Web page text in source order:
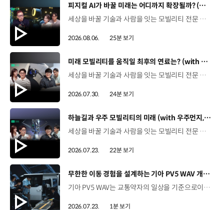
[동영상]
피지컬 AI가 바꿀 미래는 어디까지 확장될까? (with 카이스트 김대식 교수) | 현대진행형 팟캐스트 EP. 22
세상을 바꿀 기술과 사람을 잇는 모빌리티 전문 팟캐스트, 현대진행형. 🔊과학커뮤니케이터 이독실, 여도은 앵커‬,그리고 카이스트 김대식 교수와 함께했습니다. 이제는 AI가 물건을 옮기고, 사람을 돕고, 함께 일하는 시대! 스물두 번째 에피소드에서는 몸을 가진 AI, ‘피지컬 AI’를 주제로휴머노이드가 사람을 닮은 이유부터 산업과 일상에 가져올 변화,그리고 현대자동차그룹이 준비하는 피지컬 AI의 미래까지 이야기합니다. 화면 밖을 나와 몸을 갖게 된 AI, 우리의 일상은 어떻게 달라질까요?현대진행형 22편에서 확인해 보세요. 현대진행형 팟빵 ▶현대진행형 애플 팟캐스트 ▶현대진행형 스포티파이 ▶ 00:00 하이라이트00:37 출연진 소개01:00 몸을 가진 AI, 피지컬 AI란?01:31 10년 만에 달라진 휴머노이드 기술02:42 도구로 능력을 확장해 온 인간04:51 인간의 의지까지 확장하는 AI05:30 휴머노이드는 왜 사람을 닮았을까?07:18 휴머노이드 개발에 남은 가장 큰 과제07:31 인간의 손과 다른 아틀라스의 손08:36 피지컬 AI가 가장 먼저 필요한 분야09:32 AI 시대, 노동의 의미는 달라질까?12:13 아직 1%도 시작하지 않은 피지컬 AI16:28 현대자동차그룹이 준비해 온 피지컬 AI17:31 미래 모빌리티는 어떤 모습일까?19:14 현대자동차그룹이 가진 풀스택 경쟁력20:10 피지컬 AI의 성능을 결정하는 모션 데이터22:49 휴머노이드와 함께 일하는 시대23:51 클로징 *본 영상에 포함된 참여자의 의견은 현대자동차그룹의 공식 입장과 다를 수 있습니다. #현대자동차그룹 #현대진행형 #모빌리티팟캐스트 #피지컬AI #휴머노이드 #보스턴다이나믹스 #아틀라스 #미래모빌리티 #모빌리티 #팟캐스트
2026.08.06. 25분 보기
[동영상]
미래 모빌리티를 움직일 최후의 연료는? (with 우주먼지, 항성) | 현대진행형 팟캐스트 EP. 21
세상을 바꿀 기술과 사람을 잇는 모빌리티 전문 팟캐스트, 현대진행형. 🔊 과학커뮤니케이터 이독실, 여도은 앵커,그리고 천문학자 우주먼지, 과학커뮤니케이터 항성과 함께했습니다. 휘발유부터 전기차, 수소전기차, 하이브리드까지미래 모빌리티를 움직일 연료는 무엇일까요? 스물한 번째 에피소드에서는 자동차의 '연료'를 주제로다양한 에너지가 만들어갈 미래 모빌리티 라이프스타일을 이야기합니다. 연료가 바뀌면 자동차도, 우리의 이동 방식도 달라지지 않을까요?현대진행형 21편에서 확인해 보세요. 현대진행형 팟빵▶ 현대진행형 애플 팟캐스트▶현대진행형 스포티파이▶ 00:00 하이라이트00:21 인트로 / 자기소개00:58 자동차의 성격, 무엇으로 결정될까?03:38 연료란, 자동차의 성격을 결정하는 DNA04:24 휘발유는 어떻게 연료 경쟁에서 살아남았을까06:09 휘발유의 과거와 현재, 유연휘발유 속 납성분07:02 지구를 납으로 오염시키던 유연휘발유가 사라진 이유08:47 달리는 전자제품이 된 자동차, SDV 시대로의 전환09:46 '기계공학' 시스템에서 '소프트웨어'로 변화하는 모빌리티11:18 친환경차 시대가 오기까지의 기술적 과제11:43 전기차 배터리가 풀어야 할 숙제12:25 배터리를 관리하는 BMS 기술13:51 수소전기차, 인프라가 먼저일까 수요가 먼저일까?14:23 수소가 청정 연료로 주목받는 이유15:08 우주에서 가장 흔한 원소, 수소 생산과 운송의 현실적인 과제16:49 수소가 필요한 모빌리티는 따로 있다18:21 하이브리드가 대세인 시대, 그 이유는? 19:26 하이브리드는 연료 과도기를 견디게 해주는 기술21:44 전기·수소·하이브리드를 함께 준비하는 멀티 파워트레인 전략이란?23:30 클로징 *본 영상에 포함된 참여자의 의견은 현대자동차그룹의 공식 입장과 다를 수 있습니다. #현대자동차그룹 #현대진행형 #모빌리티팟캐스트 #전기차 #수소전기차 #연료 #에너지 #미래모빌리티 #모빌리티 #팟캐스트
2026.07.30. 24분 보기
[동영상]
하늘길과 우주 모빌리티의 미래 (with 우주먼지, 항성) | 현대진행형 팟캐스트 EP. 20
세상을 바꿀 기술과 사람을 잇는 모빌리티 전문 팟캐스트, 현대진행형. 🔊 과학커뮤니케이터 이독실, 여도은 앵커,그리고 천문학자 우주먼지, 과학커뮤니케이터 항성과 함께했습니다. 우주정거장을 거쳐 뉴욕으로 향하는 미래를 상상해본 적 있나요?스무 번째 에피소드에서는 하늘 위 교통 체계와 이동 수단의 모습,그리고 지상을 넘어 우주로 확장되는 모빌리티의 가능성까지 살펴봅니다. 하늘길이 열리면 우리의 일상은 어떻게 달라질지,현대진행형 20편에서 확인해 보세요. 현대진행형 팟빵▶현대진행형 애플 팟캐스트▶현대진행형 스포티파이▶ 00:00 하이라이트00:24 인트로 / 자기소개00:47 하늘길의 교통은 어떻게 다를까02:33 하늘의 교통 관제 시스템03:10 하늘을 나는 자동차의 모습은?05:10 미래 하늘길의 동력원과 연료06:42 휘발유 대신 항공유가 쓰일 가능성07:18 자동차에서 모빌리티로의 변화08:13 하늘길 시대의 도로와 도시10:02 우주 모빌리티는 어디까지 가능할까12:18 우주를 경험하는 미래12:57 우주로 확장되는 모빌리티13:30 하늘과 우주에서 좋은 차의 기준은?14:54 우주 관광은 누구나 가능할까16:35 현대로템과 한국 우주 산업의 미래18:37 미래 모빌리티가 바꿀 우리의 일상 *본 영상에 포함된 참여자의 의견은 현대자동차그룹의 공식 입장과 다를 수 있습니다. #현대자동차그룹 #현대진행형 #모빌리티팟캐스트 #UAM #스카이모빌리티 #하늘길 #자율주행 #우주 #우주항공 #모빌리티 #팟캐스트
2026.07.23. 22분 보기
[동영상]
무한한 이동 경험을 설계하는 기아 PV5 WAV 개발 스토리 | The Moving Room
기아 PV5 WAV는 교통약자의 일상을 기준으로이동 과정을 다시 설계했습니다. 탑승자의 목적에 맞게 확장되는 모빌리티, PV5 WAV 개발 스토리를 영상으로 확인해 보세요. #현대자동차그룹 #TheMovingRoom #기아 #PV5 #PV5WAV #PBV #목적기반모빌리티
2026.07.23. 1분 보기